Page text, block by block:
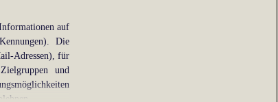
Informationen auf
Die
Adressen), für
und